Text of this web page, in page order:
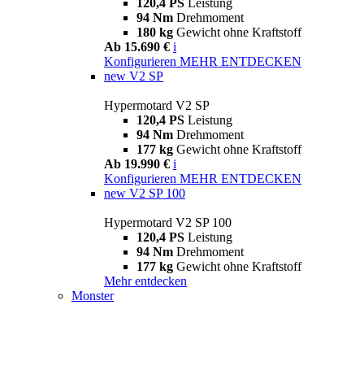
120,4 PS Leistung
94 Nm Drehmoment
180 kg Gewicht ohne Kraftstoff
Ab 15.690 € i
Konfigurieren MEHR ENTDECKEN
new V2 SP
Hypermotard V2 SP
120,4 PS Leistung
94 Nm Drehmoment
177 kg Gewicht ohne Kraftstoff
Ab 19.990 € i
Konfigurieren MEHR ENTDECKEN
new V2 SP 100
Hypermotard V2 SP 100
120,4 PS Leistung
94 Nm Drehmoment
177 kg Gewicht ohne Kraftstoff
Mehr entdecken
Monster